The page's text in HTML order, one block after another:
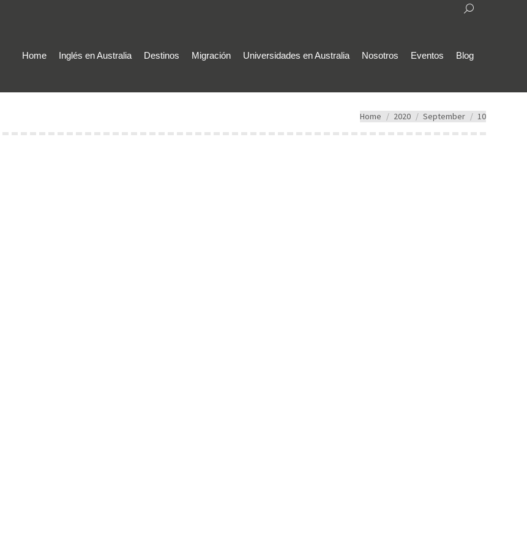
Search:
Home Inglés en Australia Destinos Migración Universidades en Australia Nosotros Eventos Blog
You are here:
Home 2020 September 10